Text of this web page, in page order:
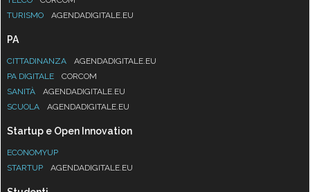
TURISMO
AGENDADIGITALE.EU
PA
CITTADINANZA
AGENDADIGITALE.EU
PA DIGITALE
CORCOM
SANITÀ
AGENDADIGITALE.EU
SCUOLA
AGENDADIGITALE.EU
Startup e Open Innovation
ECONOMYUP
STARTUP
AGENDADIGITALE.EU